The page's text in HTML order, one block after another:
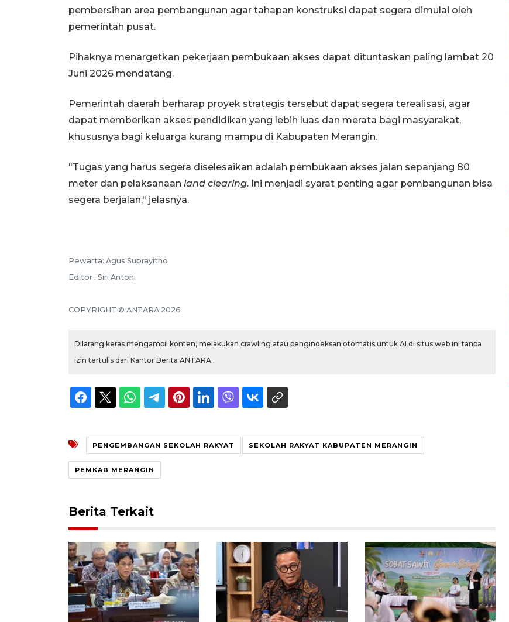
pembersihan area pembangunan agar tahapan konstruksi dapat segera dimulai oleh
pemerintah pusat.
Pihaknya menargetkan pekerjaan pembukaan akses dapat dituntaskan paling lambat 20
Juni 2026 mendatang.
Pemerintah daerah berharap proyek strategis tersebut dapat segera terealisasi, agar
dapat memberikan akses pendidikan yang lebih luas dan merata bagi masyarakat,
khususnya bagi keluarga kurang mampu di Kabupaten Merangin.
"Tugas yang harus segera diselesaikan adalah pembukaan akses jalan sepanjang 80
meter dan pelaksanaan land clearing. Ini menjadi syarat penting agar pembangunan bisa
segera berjalan," jelasnya.
Pewarta: Agus Suprayitno
Editor : Siri Antoni
COPYRIGHT © ANTARA 2026
Dilarang keras mengambil konten, melakukan crawling atau pengindeksan otomatis untuk AI di situs web ini tanpa
izin tertulis dari Kantor Berita ANTARA.
PENGEMBANGAN SEKOLAH RAKYAT SEKOLAH RAKYAT KABUPATEN MERANGIN
PEMKAB MERANGIN
Berita Terkait
Penyusutan debit air Sungai
Batang Tembesi di Jambi
3 Agustus 2026 10:57